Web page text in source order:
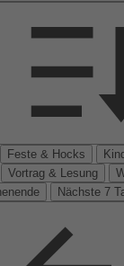
Feste & Hocks
Vortrag & Lesung
Nächste 7